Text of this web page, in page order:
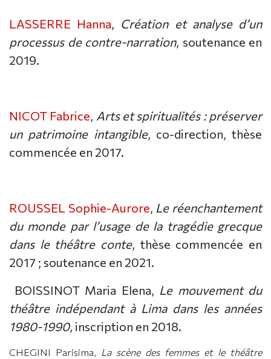
LASSERRE Hanna, Création et analyse d’un
processus de contre-narration, soutenance en
2019.
NICOT Fabrice, Arts et spiritualités : préserver
un patrimoine intangible, co-direction, thèse
commencée en 2017.
ROUSSEL Sophie-Aurore, Le réenchantement
du monde par l’usage de la tragédie grecque
dans le théâtre conte, thèse commencée en
2017 ; soutenance en 2021.
BOISSINOT Maria Elena, Le mouvement du
théâtre indépendant à Lima dans les années
1980-1990, inscription en 2018.
CHEGINI Parisima, La scène des femmes et le théâtre